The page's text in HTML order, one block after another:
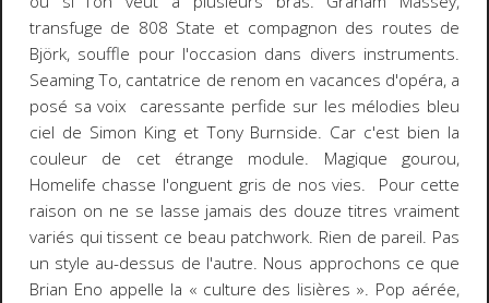
transfuge de 808 State et compagnon des routes de
Björk, souffle pour l'occasion dans divers instruments.
Seaming To, cantatrice de renom en vacances d'opéra, a
posé sa voix caressante perfide sur les mélodies bleu
ciel de Simon King et Tony Burnside. Car c'est bien la
couleur de cet étrange module. Magique gourou,
Homelife chasse l'onguent gris de nos vies. Pour cette
raison on ne se lasse jamais des douze titres vraiment
variés qui tissent ce beau patchwork. Rien de pareil. Pas
un style au-dessus de l'autre. Nous approchons ce que
Brian Eno appelle la « culture des lisières ». Pop aérée,